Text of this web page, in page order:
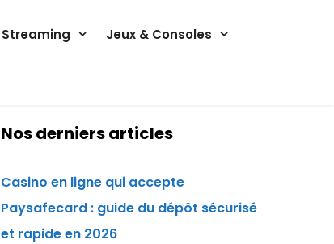
Streaming Jeux & Consoles
Nos derniers articles
Casino en ligne qui accepte
Paysafecard : guide du dépôt sécurisé
et rapide en 2026